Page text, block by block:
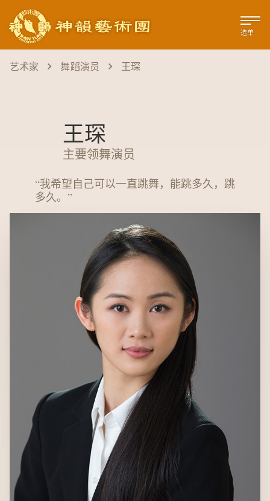
选单
艺术家 舞蹈演员 王琛
王琛
主要领舞演员
“我希望自己可以一直跳舞，能跳多久，跳
多久。 ”